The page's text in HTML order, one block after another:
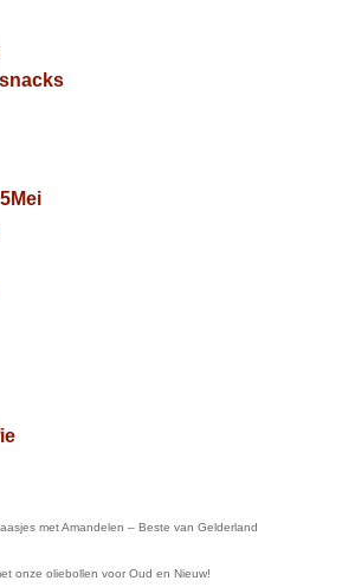
met Amandelen – Beste van Gelderland
onze oliebollen voor Oud en Nieuw!